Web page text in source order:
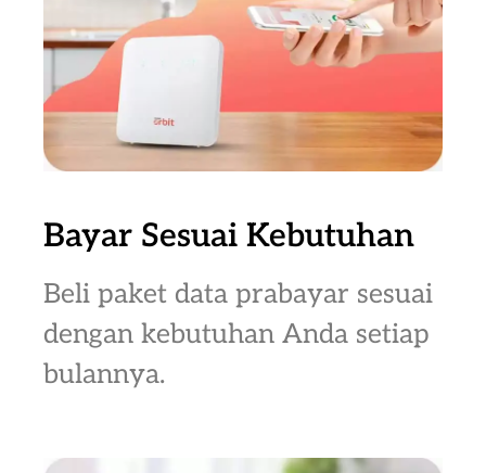
Bayar Sesuai Kebutuhan
Beli paket data prabayar sesuai
dengan kebutuhan Anda setiap
bulannya.